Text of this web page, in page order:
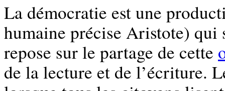
La démocratie est une
humaine précise Aristote) qui
repose sur le partage de cette
de la lecture et de l’écriture.